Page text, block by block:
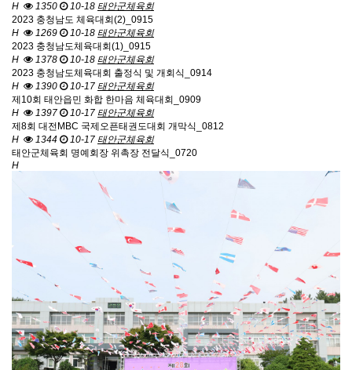
H
1350 10-18 태안군체육회
2023 충청남도 체육대회(2)_0915
H
1269 10-18 태안군체육회
2023 충청남도체육대회(1)_0915
H
1378 10-18 태안군체육회
2023 충청남도체육대회 출정식 및 개회식_0914
H
1390 10-17 태안군체육회
제10회 태안읍민 화합 한마음 체육대회_0909
H
1397 10-17 태안군체육회
제8회 대전MBC 국제오픈태권도대회 개막식_0812
H
1344 10-17 태안군체육회
태안군체육회 명예회장 위촉장 전달식_0720
H